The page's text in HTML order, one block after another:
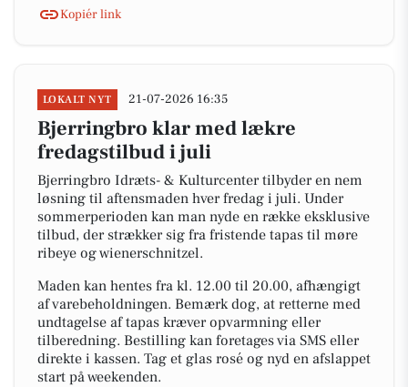
Kopiér link
LOKALT NYT 21-07-2026 16:35
Bjerringbro klar med lækre
fredagstilbud i juli
Bjerringbro Idræts- & Kulturcenter tilbyder en nem
løsning til aftensmaden hver fredag i juli. Under
sommerperioden kan man nyde en række eksklusive
tilbud, der strækker sig fra fristende tapas til møre
ribeye og wienerschnitzel.
Maden kan hentes fra kl. 12.00 til 20.00, afhængigt
af varebeholdningen. Bemærk dog, at retterne med
undtagelse af tapas kræver opvarmning eller
tilberedning. Bestilling kan foretages via SMS eller
direkte i kassen. Tag et glas rosé og nyd en afslappet
start på weekenden.